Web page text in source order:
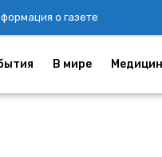
о газете
В мире